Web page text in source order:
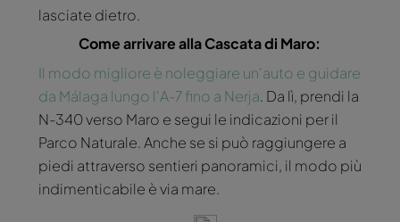
lasciate dietro.
Come arrivare alla Cascata di Maro:
Il modo migliore è noleggiare un'auto e guidare
da Málaga lungo l'A-7 fino a Nerja. Da lì, prendi la
N-340 verso Maro e segui le indicazioni per il
Parco Naturale. Anche se si può raggiungere a
piedi attraverso sentieri panoramici, il modo più
indimenticabile è via mare.